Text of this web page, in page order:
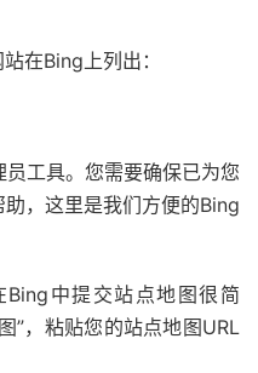
在Bing上列出：
工具。您需要确保已为您
，这里是我们方便的Bing
中提交站点地图很简
”，粘贴您的站点地图URL